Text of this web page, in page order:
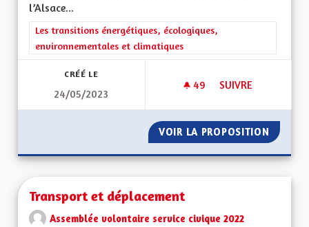
l’Alsace...
Filtrer les résultats de la catégorie : Les transitions
Les transitions énergétiques, écologiques,
environnementales et climatiques
CRÉÉ LE
24/05/2023
49 49 ABONNÉS
SUIVRE
VOIR LA PROPOSITION
Transport et déplacement
Assemblée volontaire service civique 2022